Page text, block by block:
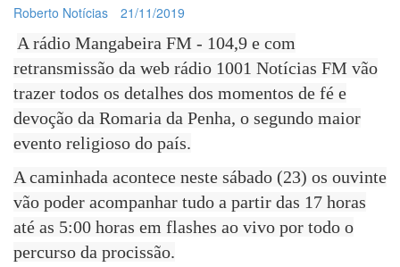
Roberto Notícias 21/11/2019
A rádio Mangabeira FM - 104,9 e com
retransmissão da web rádio 1001 Notícias FM vão
trazer todos os detalhes dos momentos de fé e
devoção da Romaria da Penha, o segundo maior
evento religioso do país.
A caminhada acontece neste sábado (23) os ouvinte
vão poder acompanhar tudo a partir das 17 horas
até as 5:00 horas em flashes ao vivo por todo o
percurso da procissão.